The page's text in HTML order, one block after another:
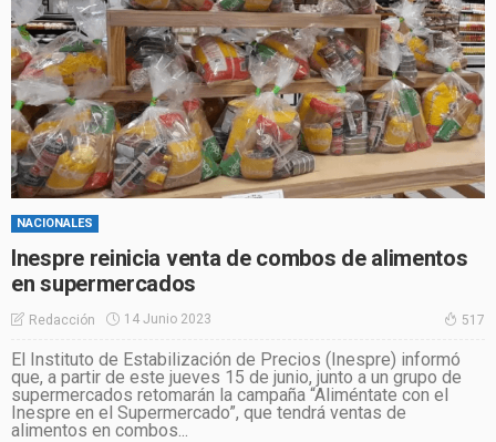
NACIONALES
Inespre reinicia venta de combos de alimentos
en supermercados
Redacción 14 Junio 2023 517
El Instituto de Estabilización de Precios (Inespre) informó
que, a partir de este jueves 15 de junio, junto a un grupo de
supermercados retomarán la campaña “Aliméntate con el
Inespre en el Supermercado”, que tendrá ventas de
alimentos en combos...